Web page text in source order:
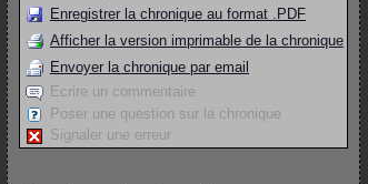
Enregistrer la chronique au format .PDF
Afficher la version imprimable de la chronique
Envoyer la chronique par email
Ecrire un commentaire
Poser une question sur la chronique
Signaler une erreur